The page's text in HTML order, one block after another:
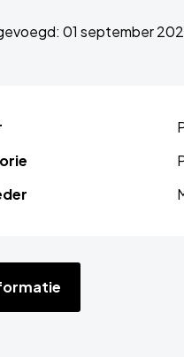
01 september